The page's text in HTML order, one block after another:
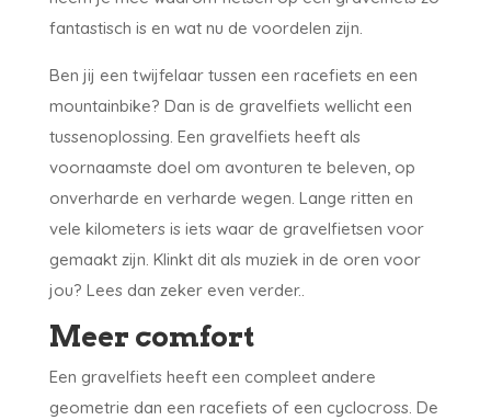
fantastisch is en wat nu de voordelen zijn.
Ben jij een twijfelaar tussen een racefiets en een
mountainbike? Dan is de gravelfiets wellicht een
tussenoplossing. Een gravelfiets heeft als
voornaamste doel om avonturen te beleven, op
onverharde en verharde wegen. Lange ritten en
vele kilometers is iets waar de gravelfietsen voor
gemaakt zijn. Klinkt dit als muziek in de oren voor
jou? Lees dan zeker even verder..
Meer comfort
Een gravelfiets heeft een compleet andere
geometrie dan een racefiets of een cyclocross. De